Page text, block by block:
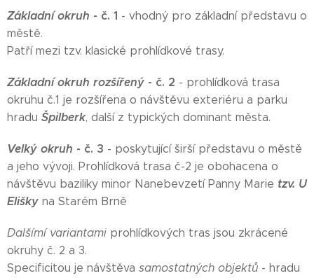
Základní okruh - č. 1 - vhodný pro základní představu o
městě.
Patří mezi tzv. klasické prohlídkové trasy.
Základní okruh rozšířený - č. 2 - prohlídková trasa
okruhu č.1 je rozšířena o návštěvu exteriéru a parku
hradu Špilberk, další z typických dominant města.
Velký okruh - č. 3 - poskytující širší představu o městě
a jeho vývoji. Prohlídková trasa č-2 je obohacena o
návštěvu baziliky minor Nanebevzetí Panny Marie tzv. U
Elišky na Starém Brně
Dalšímí variantami prohlídkových tras jsou zkrácené
okruhy č. 2 a 3.
Specificitou je návštěva samostatných objektů - hradu